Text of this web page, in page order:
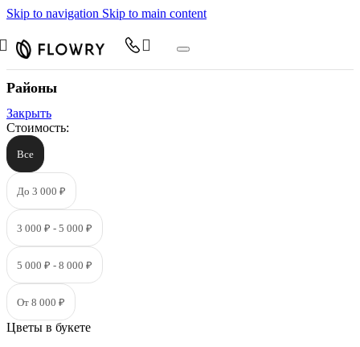
Skip to navigation Skip to main content
Районы
Закрыть
Стоимость:
Все
До 3 000 ₽
3 000 ₽ - 5 000 ₽
5 000 ₽ - 8 000 ₽
От 8 000 ₽
Цветы в букете